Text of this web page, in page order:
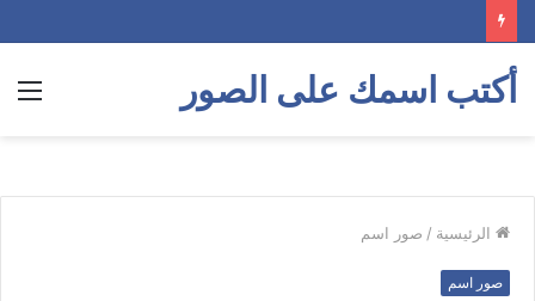
أكتب اسمك على الصور
الرئيسية / صور اسم
صور اسم